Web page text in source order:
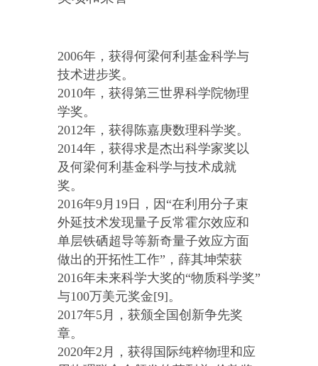
2006年，获得何梁何利基金科学与
技术进步奖。
2010年，获得第三世界科学院物理
学奖。
2012年，获得陈嘉庚数理科学奖。
2014年，获得求是杰出科学家奖以
及何梁何利基金科学与技术成就
奖。
2016年9月19日，因“在利用分子束
外延技术发现量子反常霍尔效应和
单层铁硒超导等新奇量子效应方面
做出的开拓性工作”，薛其坤荣获
2016年未来科学大奖的“物质科学奖”
与100万美元奖金[9]。
2017年5月，获颁全国创新争先奖
章。
2020年2月，获得国际纯粹物理和应